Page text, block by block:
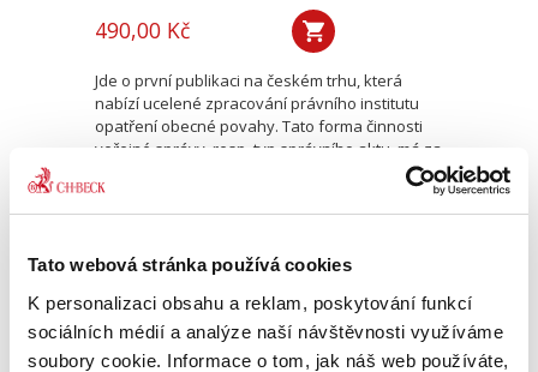
Tato webová stránka používá cookies
K personalizaci obsahu a reklam, poskytování funkcí
sociálních médií a analýze naší návštěvnosti využíváme
soubory cookie. Informace o tom, jak náš web používáte,
490,00 Kč
Jde o první publikaci na českém trhu, která
nabízí ucelené zpracování právního institutu
opatření obecné povahy. Tato forma činnosti
veřejné správy, resp. typ správního aktu, má za
Předběžná opatření